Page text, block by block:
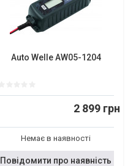
Auto Welle AW05-1204
2 899 грн
Немає в наявності
Повідомити про наявність